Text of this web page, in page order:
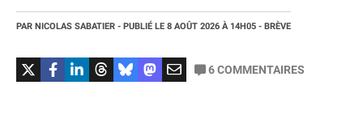
PAR NICOLAS SABATIER - PUBLIÉ LE 8 AOÛT 2026 À 14H05 - BRÈVE
6COMMENTAIRES